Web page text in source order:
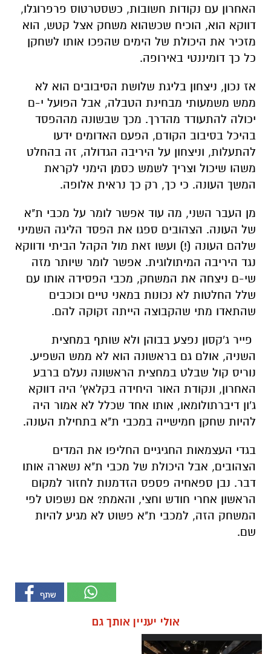
האחרון עם נקודות חשובות, כשסטרטוס פרפרוגלו,
דווקא הוא, הוכיח שכשהוא משחק אצל קטש, הוא
מזכיר את היכולת של הימים שהפכו אותו לשחקן
כל כך דומיננטי באירופה.
אז נכון, ניצחון בליגת שלושת הסיבובים הוא לא
ממש משמעותי מבחינת הטבלה, אבל הפועל י-ם
יכולה להתעודד מהדרך. מכך שבשונה מההפסד
בהיכל בסיבוב הקודם, הפעם האדומים ידעו
להתעלות, וניצחון על היריבה הגדולה, זה בהחלט
משהו שיכול וצריך לשמש כסמן הימני לקראת
המשך העונה. כי כך, רק כך נראית אלופה.
מן העבר השני, מה עוד אפשר לומר על מכבי ת"א
של העונה. הצהובים ספגו את הפסד הליגה השמיני
שלהם העונה (!) ועשו זאת מול הקהל הביתי ודווקא
נגד היריבה המיתולוגית. אפשר לומר שיותר מזה
שי-ם ניצחה את המשחק, מכבי הפסידה אותו עם
שלל החלטות לא נכונות במאני טיים וכוכבים
שהתאדו מתי שהקבוצה הייתה זקוקה להם.
פייר ג'קסון נפצע בבוהן ולא שותף במחצית
השניה, אולם גם בראשונה הוא לא ממש השפיע.
נוריס קול שבלט במחצית הראשונה נעלם ברבע
האחרון, ונקודת האור היחידה בקלאץ' היה דווקא
ג'ון דיברתולומאו, אותו אחד שכלל לא אמור היה
להיות שחקן חמישייה במכבי ת"א בתחילת העונה.
בגדי העצמאות החגיגיים החליפו את המדים
הצהובים, אבל היכולת של מכבי ת"א נשארה אותו
דבר. נבן ספאחיה פספס הזדמנות לחזור למקום
הראשון אחרי חודש וחצי, והאמת? אם נשפוט לפי
המשחק הזה, למכבי ת"א פשוט לא מגיע להיות
שם.
אולי יעניין אותך גם